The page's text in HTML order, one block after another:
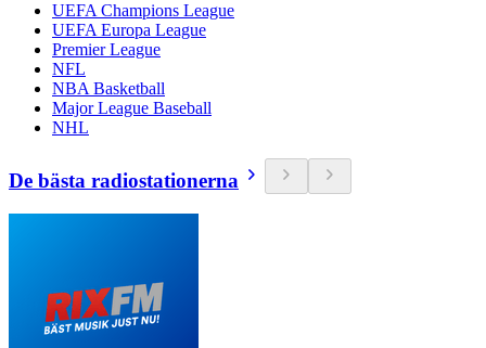
UEFA Champions League
UEFA Europa League
Premier League
NFL
NBA Basketball
Major League Baseball
NHL
De bästa radiostationerna